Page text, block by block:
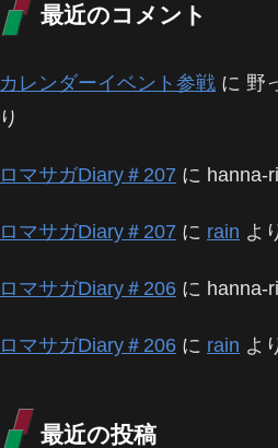
最近のコメント
カレンダーイベント参戦 に 野
り
ロマサガDiary＃207 に hanna-
ロマサガDiary＃207 に rain よ
ロマサガDiary＃206 に hanna-
ロマサガDiary＃206 に rain よ
最近の投稿